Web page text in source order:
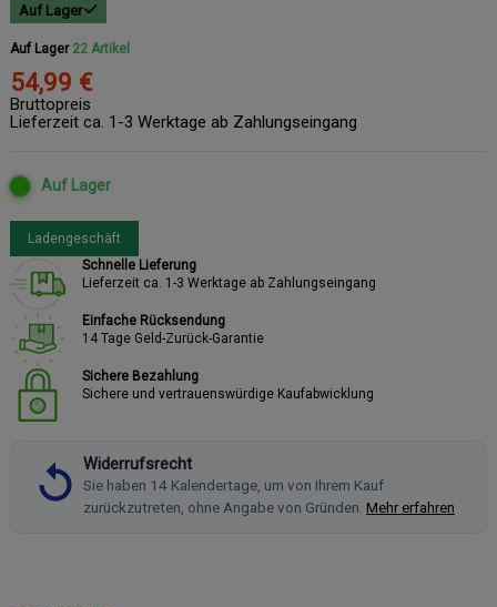
Auf Lager
Auf Lager 22 Artikel
54,99 €
Bruttopreis
Lieferzeit ca. 1-3 Werktage ab Zahlungseingang
Auf Lager
Ladengeschäft
Schnelle Lieferung
Lieferzeit ca. 1-3 Werktage ab Zahlungseingang
Einfache Rücksendung
14 Tage Geld-Zurück-Garantie
Sichere Bezahlung
Sichere und vertrauenswürdige Kaufabwicklung
Widerrufsrecht
Sie haben 14 Kalendertage, um von Ihrem Kauf
zurückzutreten, ohne Angabe von Gründen. Mehr erfahren